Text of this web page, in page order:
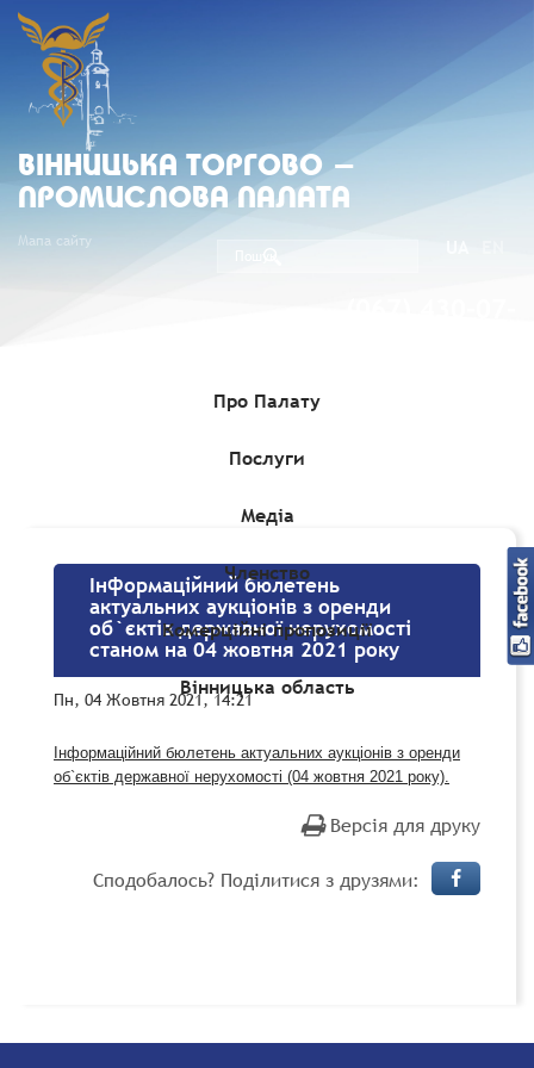
ВIННИЦЬКА ТОРГОВО -
ПРОМИСЛОВА ПАЛАТА
Мапа сайту
Про Палату
Послуги
Медіа
Членство
Комерційні пропозиції
Вінницька область
Комерційні пропозиції»Інформаційний бюлетень
Інформаційний бюлетень
актуальних аукціонів з оренди
об`єктів державної нерухомості
станом на 04 жовтня 2021 року
Пн, 04 Жовтня 2021, 14:21
Інформаційний бюлетень актуальних аукціонів з оренди
об`єктів державної нерухомості (04 жовтня 2021 року).
Версія для друку
Сподобалось? Поділитися з друзями: